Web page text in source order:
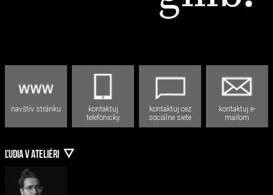
navštív stránku
kontaktuj
telefonicky
kontaktuj cez
sociálne siete
kontaktuj e-
mailom
ĽUDIA V ATELIÉRI